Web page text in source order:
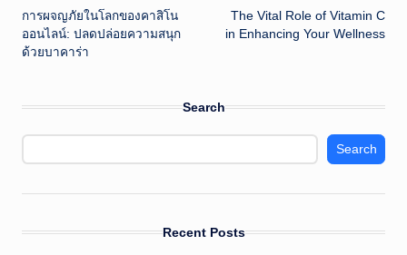
navigation
การผจญภัยในโลกของคาสิโน
ออนไลน์: ปลดปล่อยความสนุก
ด้วยบาคาร่า
The Vital Role of Vitamin C
in Enhancing Your Wellness
Search
Search
Recent Posts